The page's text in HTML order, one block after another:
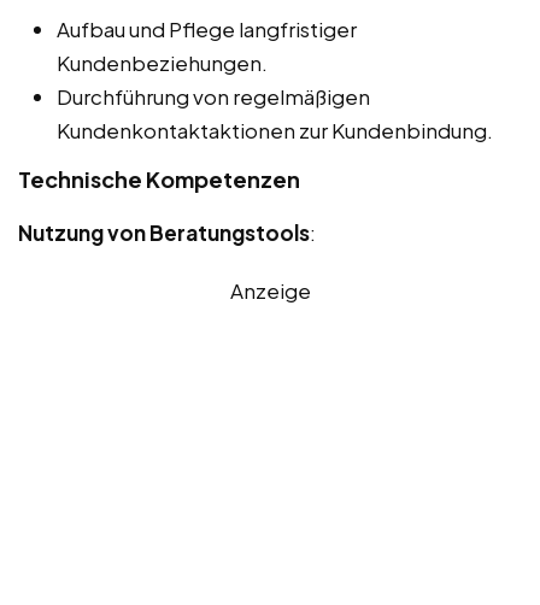
Aufbau und Pflege langfristiger
Kundenbeziehungen.
Durchführung von regelmäßigen
Kundenkontaktaktionen zur Kundenbindung.
Technische Kompetenzen
Nutzung von Beratungstools:
Anzeige